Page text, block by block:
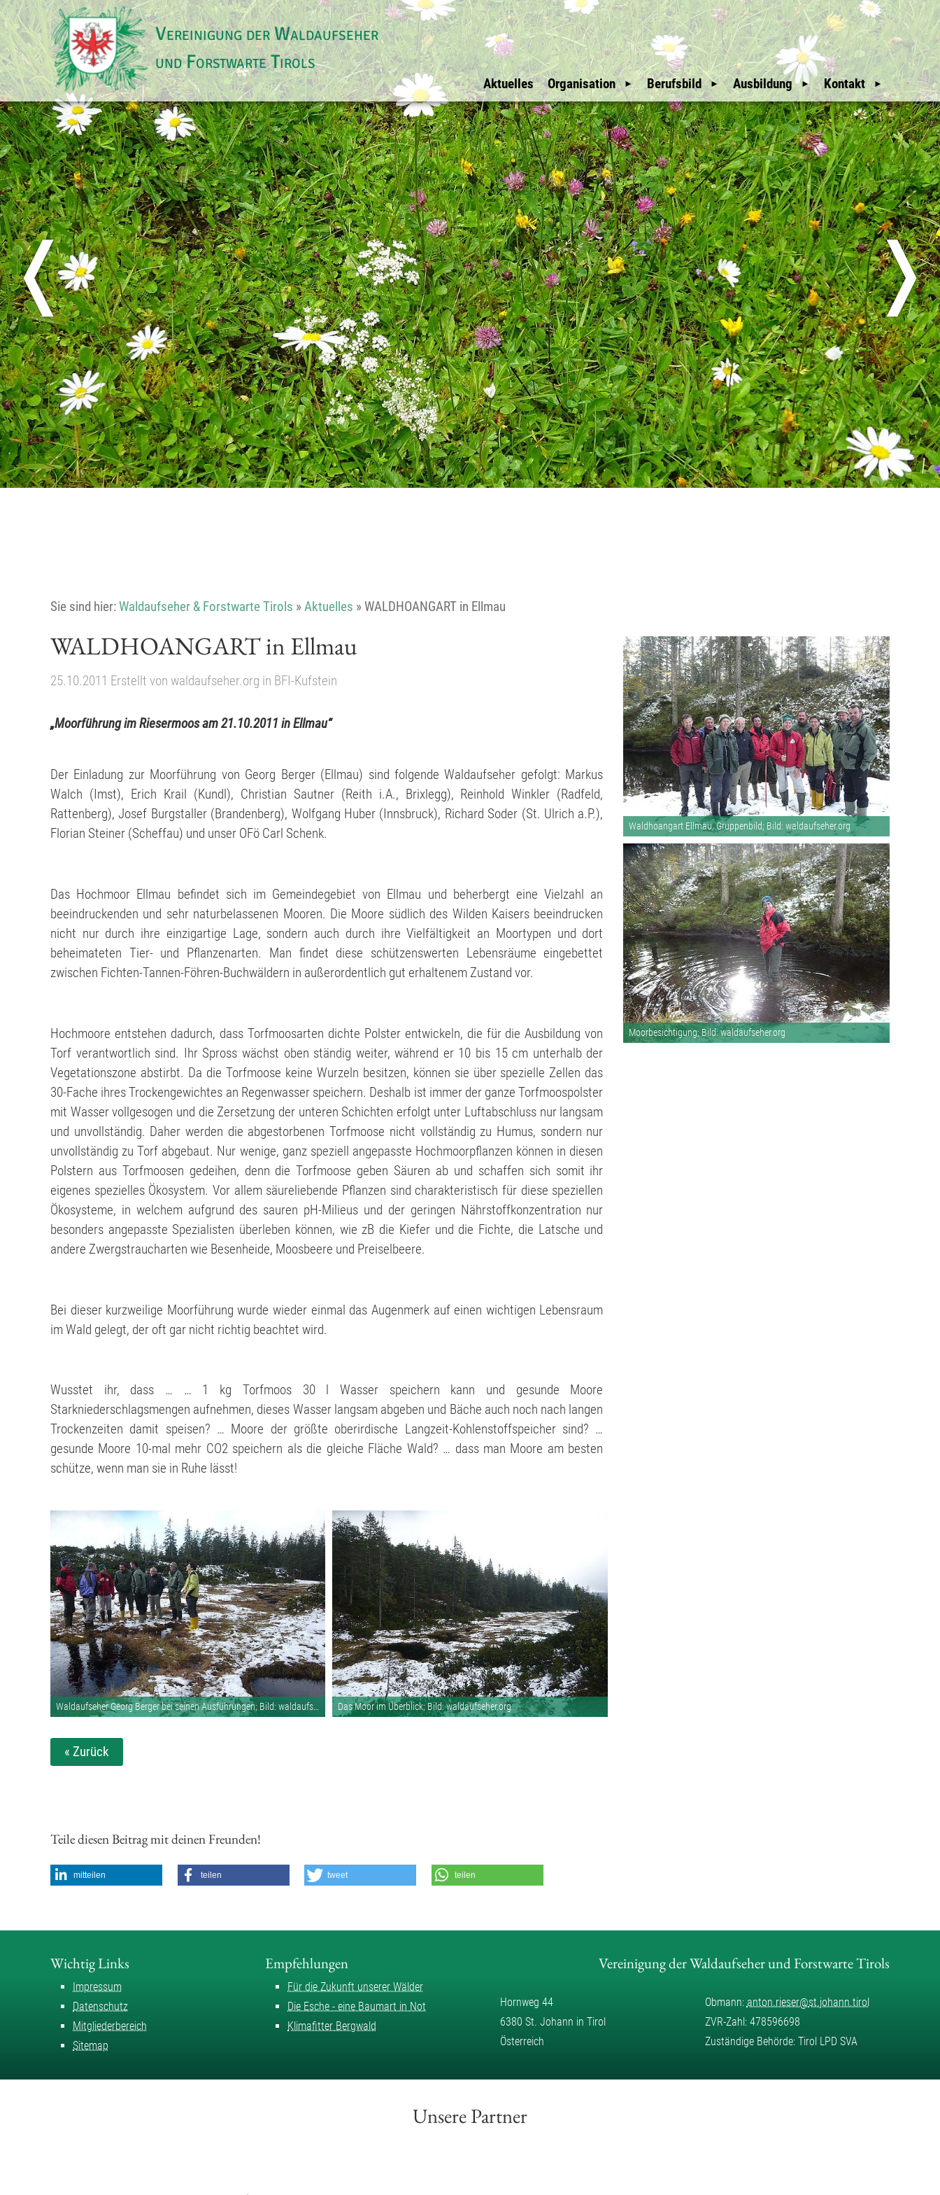
Vereinigung der Waldaufseher
und Forstwarte Tirols
Aktuelles Organisation
Überblick
Vorstand
Vorstandsmitglieder
BFI Vertreter
Rechnungsprüfer
Berufsbild
Wir Waldaufseher
Unsere Geschichte
Ausbildung
Auswahl und
Ausbildung
Kontakt
Allgemein
Impressum
Datenschutz
Ihre Werbung bei
uns?
E-Mail
Waldaufseher Tirols
Überblick
Innsbruck Stadt
Innsbruck Land
Schwaz
Kufstein
Kitzbühel
Osttirol
Imst
Reutte
Landeck
Mitgliederbereich
An- & Abmeldung
Mitglieder
Weitere Hinweise
Downloads
Nützliche Links
Sitemap
Erweiterte Suche
❬ ❭
Sie sind hier:Waldaufseher & Forstwarte Tirols » Aktuelles » WALDHOANGART in Ellmau
WALDHOANGART in Ellmau
25.10.2011 Erstellt von waldaufseher.org in BFI-Kufstein
„Moorführung im Riesermoos am 21.10.2011 in Ellmau“
Der Einladung zur Moorführung von Georg Berger (Ellmau) sind folgende Waldaufseher gefolgt: Markus
Walch (Imst), Erich Krail (Kundl), Christian Sautner (Reith i.A., Brixlegg), Reinhold Winkler (Radfeld,
Rattenberg), Josef Burgstaller (Brandenberg), Wolfgang Huber (Innsbruck), Richard Soder (St. Ulrich a.P.),
Florian Steiner (Scheffau) und unser OFö Carl Schenk.
Das Hochmoor Ellmau befindet sich im Gemeindegebiet von Ellmau und beherbergt eine Vielzahl an
beeindruckenden und sehr naturbelassenen Mooren. Die Moore südlich des Wilden Kaisers beeindrucken
nicht nur durch ihre einzigartige Lage, sondern auch durch ihre Vielfältigkeit an Moortypen und dort
beheimateten Tier- und Pflanzenarten. Man findet diese schützenswerten Lebensräume eingebettet
zwischen Fichten-Tannen-Föhren-Buchwäldern in außerordentlich gut erhaltenem Zustand vor.
Hochmoore entstehen dadurch, dass Torfmoosarten dichte Polster entwickeln, die für die Ausbildung von
Torf verantwortlich sind. Ihr Spross wächst oben ständig weiter, während er 10 bis 15 cm unterhalb der
Vegetationszone abstirbt. Da die Torfmoose keine Wurzeln besitzen, können sie über spezielle Zellen das
30-Fache ihres Trockengewichtes an Regenwasser speichern. Deshalb ist immer der ganze Torfmoospolster
mit Wasser vollgesogen und die Zersetzung der unteren Schichten erfolgt unter Luftabschluss nur langsam
und unvollständig. Daher werden die abgestorbenen Torfmoose nicht vollständig zu Humus, sondern nur
unvollständig zu Torf abgebaut. Nur wenige, ganz speziell angepasste Hochmoorpflanzen können in diesen
Polstern aus Torfmoosen gedeihen, denn die Torfmoose geben Säuren ab und schaffen sich somit ihr
eigenes spezielles Ökosystem. Vor allem säureliebende Pflanzen sind charakteristisch für diese speziellen
Ökosysteme, in welchem aufgrund des sauren pH-Milieus und der geringen Nährstoffkonzentration nur
besonders angepasste Spezialisten überleben können, wie zB die Kiefer und die Fichte, die Latsche und
andere Zwergstraucharten wie Besenheide, Moosbeere und Preiselbeere.
Bei dieser kurzweilige Moorführung wurde wieder einmal das Augenmerk auf einen wichtigen Lebensraum
im Wald gelegt, der oft gar nicht richtig beachtet wird.
Wusstet ihr, dass … … 1 kg Torfmoos 30 l Wasser speichern kann und gesunde Moore
Starkniederschlagsmengen aufnehmen, dieses Wasser langsam abgeben und Bäche auch noch nach langen
Trockenzeiten damit speisen? … Moore der größte oberirdische Langzeit-Kohlenstoffspeicher sind? …
gesunde Moore 10-mal mehr CO2 speichern als die gleiche Fläche Wald? … dass man Moore am besten
schütze, wenn man sie in Ruhe lässt!
Waldhoangart Ellmau, Gruppenbild; Bild: waldaufseher.org
Moorbesichtigung; Bild: waldaufseher.org
Waldaufseher Georg Berger bei seinen Ausführungen; Bild: waldaufseher.orgDas Moor im Überblick; Bild: waldaufseher.org
« Zurück
Teile diesen Beitrag mit deinen Freunden!
mitteilen teilen tweet teilen
Wichtig Links
Impressum
Datenschutz
Mitgliederbereich
Sitemap
Empfehlungen
Für die Zukunft unserer Wälder
Die Esche - eine Baumart in Not
Klimafitter Bergwald
Vereinigung der Waldaufseher und Forstwarte Tirols
Hornweg 44
6380 St. Johann in Tirol
Österreich
Obmann: anton.rieser@st.johann.tirol
ZVR-Zahl: 478596698
Zuständige Behörde: Tirol LPD SVA
Unsere Partner